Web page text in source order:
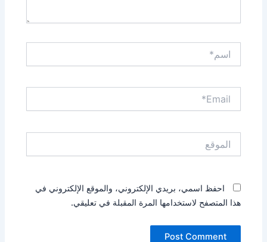
احفظ اسمي، بريدي الإلكتروني، والموقع الإلكتروني في
هذا المتصفح لاستخدامها المرة المقبلة في تعليقي.